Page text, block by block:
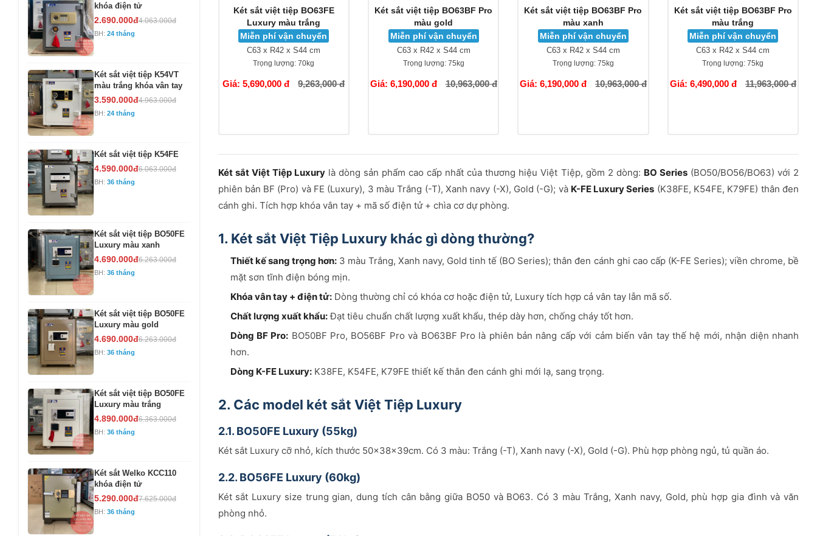
khóa điện tử
2.690.000đ4.063.000đ
BH: 24 tháng
Két sắt việt tiệp K54VT
màu trắng khóa vân tay
3.590.000đ4.963.000đ
BH: 24 tháng
Két sắt việt tiệp K54FE
4.590.000đ6.063.000đ
BH: 36 tháng
Két sắt việt tiệp BO50FE
Luxury màu xanh
4.690.000đ6.263.000đ
BH: 36 tháng
Két sắt việt tiệp BO50FE
Luxury màu gold
4.690.000đ6.263.000đ
BH: 36 tháng
Két sắt việt tiệp BO50FE
Luxury màu trắng
4.890.000đ6.363.000đ
BH: 36 tháng
Két sắt Welko KCC110
khóa điện tử
5.290.000đ7.625.000đ
BH: 36 tháng
Két sắt việt tiệp BO63FE
Luxury màu trắng
Miễn phí vận chuyển
C63 x R42 x S44 cm
Trọng lượng: 70kg
Giá: 5,690,000 đ 9,263,000 đ
Két sắt việt tiệp BO63BF Pro
màu gold
Miễn phí vận chuyển
C63 x R42 x S44 cm
Trọng lượng:75kg
Giá: 6,190,000 đ 10,963,000 đ
Két sắt việt tiệp BO63BF Pro
màu xanh
Miễn phí vận chuyển
C63 x R42 x S44 cm
Trọng lượng:75kg
Giá: 6,190,000 đ 10,963,000 đ
Két sắt việt tiệp BO63BF Pro
màu trắng
Miễn phí vận chuyển
C63 x R42 x S44 cm
Trọng lượng: 75kg
Giá: 6,490,000 đ 11,963,000 đ
Két sắt Việt Tiệp Luxurylà dòng sản phẩm cao cấp nhất của thương hiệu Việt Tiệp, gồm 2 dòng: BO Series(BO50/BO56/BO63) với 2
phiên bản BF (Pro) và FE (Luxury), 3 màu Trắng (-T), Xanh navy (-X), Gold (-G); và K-FE Luxury Series (K38FE, K54FE, K79FE) thân đen
cánh ghi. Tích hợp khóa vân tay + mã số điện tử + chìa cơ dự phòng.
1. Két sắt Việt Tiệp Luxury khác gì dòng thường?
Thiết kế sang trọng hơn:3 màu Trắng, Xanh navy, Gold tinh tế (BO Series); thân đen cánh ghi cao cấp (K-FE Series); viền chrome, bề
mặt sơn tĩnh điện bóng mịn.
Khóa vân tay + điện tử:Dòng thường chỉ có khóa cơ hoặc điện tử, Luxury tích hợp cả vân tay lẫn mã số.
Chất lượng xuất khẩu:Đạt tiêu chuẩn chất lượng xuất khẩu, thép dày hơn, chống cháy tốt hơn.
Dòng BF Pro: BO50BF Pro, BO56BF Pro và BO63BF Pro là phiên bản nâng cấp với cảm biến vân tay thế hệ mới, nhận diện nhanh
hơn.
Dòng K-FE Luxury:K38FE, K54FE, K79FE thiết kế thân đen cánh ghi mới lạ, sang trọng.
2. Các model két sắt Việt Tiệp Luxury
2.1. BO50FE Luxury (55kg)
Két sắt Luxury cỡ nhỏ, kích thước 50x38x39cm. Có 3 màu: Trắng (-T), Xanh navy (-X), Gold (-G). Phù hợp phòng ngủ, tủ quần áo.
2.2. BO56FE Luxury (60kg)
Két sắt Luxury size trung gian, dung tích cân bằng giữa BO50 và BO63. Có 3 màu Trắng, Xanh navy, Gold, phù hợp gia đình và văn
phòng nhỏ.